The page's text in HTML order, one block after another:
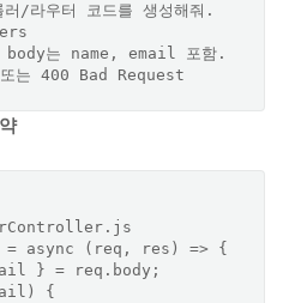
/라우터 코드를 생성해줘.
body는 name, email 포함.
= async (req, res) => {
} = req. body ;
{